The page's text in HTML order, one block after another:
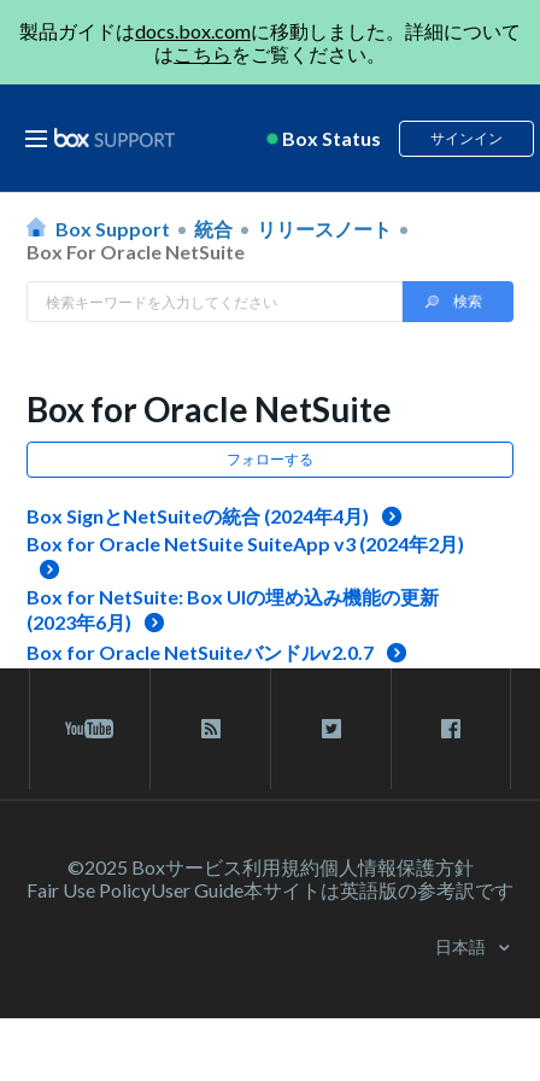
製品ガイドはdocs.box.comに移動しました。詳細について
はこちら をご覧ください。
Box Status サインイン
Box Support 統合
リリースノート
Box For Oracle NetSuite
Box for Oracle NetSuite
フォローする
Box SignとNetSuiteの統合 (2024年4月)
Box for Oracle NetSuite SuiteApp v3 (2024年2月)
Box for NetSuite: Box UIの埋め込み機能の更新
(2023年6月)
Box for Oracle NetSuiteバンドルv2.0.7
©2025 Boxサービス利⽤規約個人情報保護方針
Fair Use PolicyUser Guide本サイトは英語版の参考訳です
日本語